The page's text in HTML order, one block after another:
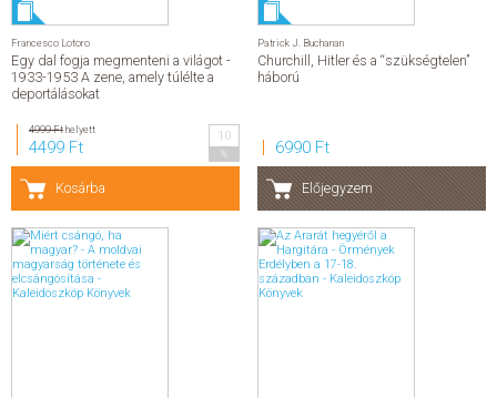
Francesco Lotoro
Egy dal fogja megmenteni a világot -
1933-1953 A zene, amely túlélte a
deportálásokat
4999 Fthelyett
4499 Ft
10
Kosárba
Patrick J. Buchanan
Churchill, Hitler és a “szükségtelen”
háború
6990 Ft
Előjegyzem